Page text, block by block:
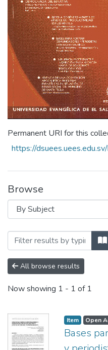
Permanent URI for this
https://
Browse
Browsing Revista
All browse results
Now showing 1 - 1 of 1
Item Open
Bases